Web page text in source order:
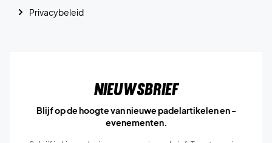
Privacybeleid
Nieuwsbrief
Blijf op de hoogte van nieuwe padelartikelen en -
evenementen.